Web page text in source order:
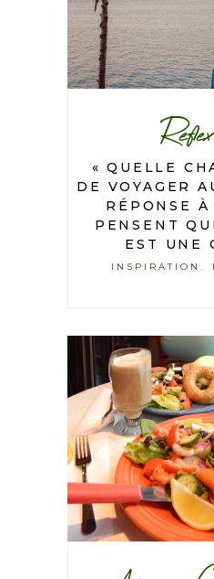
« QUELLE
DE VOYAGER
RÉPONSE À
PENSENT
EST UNE
INSPIRATION